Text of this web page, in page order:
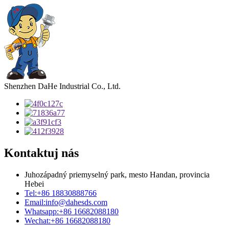
Shenzhen DaHe Industrial Co., Ltd.
Kontaktuj nás
Juhozápadný priemyselný park, mesto Handan, provincia
Hebei
Tel:+86 18830888766
Email:info@dahesds.com
Whatsapp:+86 16682088180
Wechat:+86 16682088180